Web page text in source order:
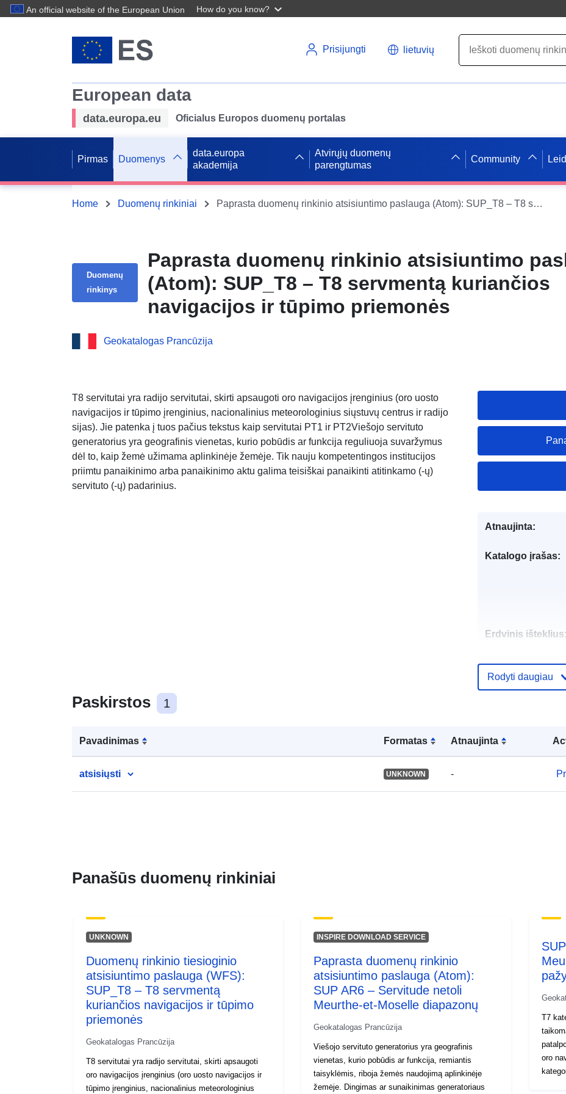
An official website of the European Union How do you know?
Prisijungti lietuvių
European data
data.europa.eu Oficialus Europos duomenų portalas
Pirmas Duomenys
data.europa
akademija
Atvirųjų duomenų
parengtumas
Community
Home Duomenų rinkiniai Paprasta duomenų rinkinio atsisiuntimo paslauga (Atom): SUP_T8 – T8 servmentą kuriančios navigacijos ir tūpimo priemonės
Duomenų
rinkinys
Paprasta duomenų rinkinio atsisiuntimo
(Atom): SUP_T8 – T8 servmentą kuriančios
navigacijos ir tūpimo priemonės
Geokatalogas Prancūzija
T8 servitutai yra radijo servitutai, skirti apsaugoti oro navigacijos įrenginius (oro uosto
navigacijos ir tūpimo įrenginius, nacionalinius meteorologinius siųstuvų centrus ir radijo
sijas). Jie patenka į tuos pačius tekstus kaip servitutai PT1 ir PT2Viešojo servituto
generatorius yra geografinis vienetas, kurio pobūdis ar funkcija reguliuoja suvaržymus
dėl to, kaip žemė užimama aplinkinėje žemėje. Tik nauju kompetentingos institucijos
priimtu panaikinimo arba panaikinimo aktu galima teisiškai panaikinti atitinkamo (-ų)
servituto (-ų) padarinius.
Paskirstos 1
Pavadinimas Formatas Atnaujinta
atsisiųsti UNKNOWN -
Atnaujinta:
Katalogo įrašas:
Erdvinis išteklius:
Identifikatoriai:
Rodyti daugiau
Panašūs duomenų rinkiniai
UNKNOWN
Duomenų rinkinio tiesioginio
atsisiuntimo paslauga (WFS):
SUP_T8 – T8 servmentą
kuriančios navigacijos ir tūpimo
priemonės
Geokatalogas Prancūzija
T8 servitutai yra radijo servitutai, skirti apsaugoti
oro navigacijos įrenginius (oro uosto navigacijos ir
tūpimo įrenginius, nacionalinius meteorologinius
INSPIRE DOWNLOAD SERVICE
Paprasta duomenų rinkinio
atsisiuntimo paslauga (Atom):
SUP AR6 – Servitude netoli
Meurthe-et-Moselle diapazonų
Geokatalogas Prancūzija
Viešojo servituto generatorius yra geografinis
vienetas, kurio pobūdis ar funkcija, remiantis
taisyklėmis, riboja žemės naudojimą aplinkinėje
žemėje. Dingimas ar sunaikinimas generatoriaus
T7
oro navigacijai.